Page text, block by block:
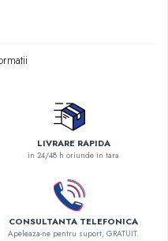
LIVRARE RAPIDA
in 24/48 h oriunde in tara
CONSULTANTA TELEFONICA
Apeleaza-ne pentru suport, GRATUIT.